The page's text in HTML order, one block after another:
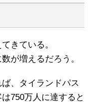
きている。
が増えるだろう。
、タイランドパス
750万人に達すると